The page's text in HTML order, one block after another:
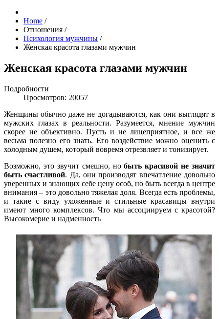
Home /
Отношения /
Психология мужчины /
Женская красота глазами мужчин
Женская красота глазами мужчин
Подробности
Просмотров: 20057
Женщины обычно даже не догадываются, как они выглядят в
мужских глазах в реальности. Разумеется, мнение мужчин
скорее не объективно. Пусть и не лицеприятное, и все же
весьма полезно его знать. Его воздействие можно оценить с
холодным душем, который вовремя отрезвляет и тонизирует.
Возможно, это звучит смешно, нобыть красивой не значит
быть счастливой. Да, они производят впечатление довольно
уверенных и знающих себе цену особ, но быть всегда в центре
внимания – это довольно тяжелая доля. Всегда есть проблемы,
и такие с виду ухоженные и стильные красавицы внутри
имеют много комплексов. Что мы ассоциируем с красотой?
Высокомерие и надменность